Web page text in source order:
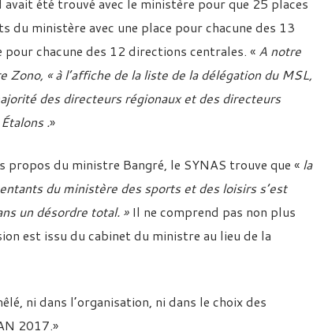
du ministère avec une place pour chacune des 13
chacune des 12 directions centrales. « A notre
Zono, « à l’affiche de la liste de la délégation du MSL,
des directeurs régionaux et des directeurs
.»
du ministre Bangré, le SYNAS trouve que « la
du ministère des sports et des loisirs s’est
un désordre total. » Il ne comprend pas non plus
est issu du cabinet du ministre au lieu de la
ni dans l’organisation, ni dans le choix des
2017.»